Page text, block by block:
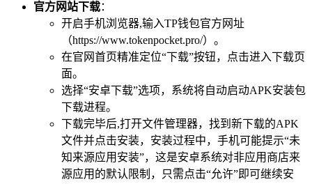
官方网站下载：
开启手机浏览器,输入TP钱包官方网址
（https://www.tokenpocket.pro/）。
在官网首页精准定位“下载”按钮，点击进入下载页
面。
选择“安卓下载”选项，系统将自动启动APK安装包
下载进程。
下载完毕后,打开文件管理器，找到新下载的APK
文件并点击安装，安装过程中，手机可能提示“未
知来源应用安装”，这是安卓系统对非应用商店来
源应用的默认限制，只需点击“允许”即可继续安